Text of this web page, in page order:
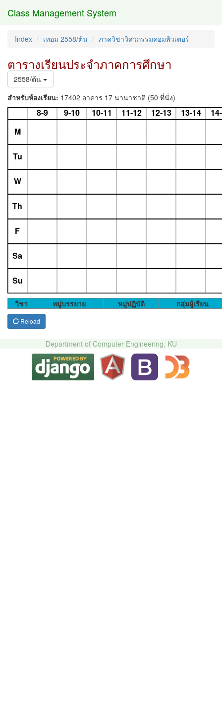
Class Management System
Index เทอม 2558/ต้น ภาควิชาวิศวกรรมคอมพิวเตอร์
ตารางเรียนประจำภาคการศึกษา
2558/ต้น
สำหรับห้องเรียน: 17402 อาคาร 17 นานาชาติ (50 ที่นั่ง)
8-9 9-10 10-11 11-12 12-13 13-14
M
Tu
W
Th
F
Sa
Su
วิชา หมู่บรรยาย หมู่ปฏิบัติ กลุ่มผู้เรียน
Reload
Department of Computer Engineering, KU